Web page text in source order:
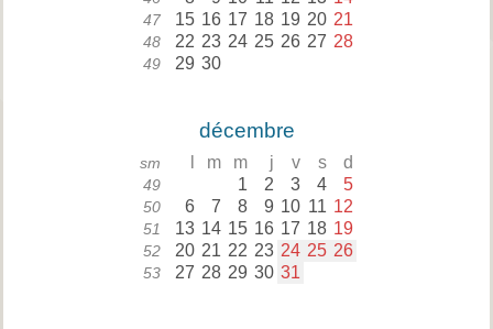
47 15 16 17 18 19 20 21
48 22 23 24 25 26 27 28
49 29 30
décembre
sm m m j v s d
49 1 2 3 4 5
50 6 7 8 9 10 11 12
51 13 14 15 16 17 18 19
52 20 21 22 23 24 25 26
53 27 28 29 30 31